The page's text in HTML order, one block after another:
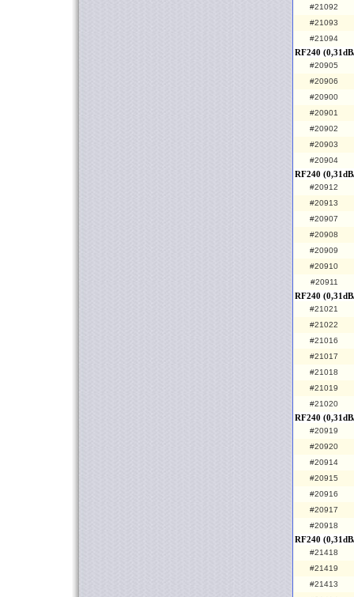
#21092
#21093
#21094
RF240
#20905
#20906
#20900
#20901
#20902
#20903
#20904
RF240
#20912
#20913
#20907
#20908
#20909
#20910
#20911
RF240
#21021
#21022
#21016
#21017
#21018
#21019
#21020
RF240
#20919
#20920
#20914
#20915
#20916
#20917
#20918
RF240
#21418
#21419
#21413